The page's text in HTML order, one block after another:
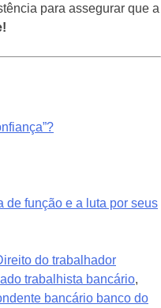
para assegurar que a
de função e a luta por seus
do trabalhador
trabalhista bancário,
bancário banco do